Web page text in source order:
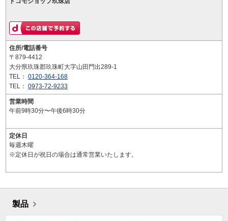
住所/電話番号
〒879-4412
大分県玖珠郡玖珠町大字山田門出289-1
TEL： 0120-364-168
TEL： 0973-72-9233
営業時間
午前9時30分〜午後6時30分
定休日
毎週木曜
※定休日が祝日の場合は通常営業いたします。
製品